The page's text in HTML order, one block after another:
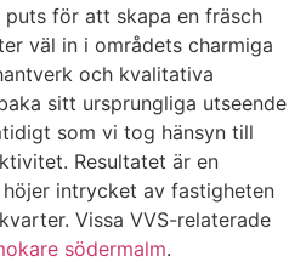
för att skapa en fräsch
väl in i områdets charmiga
och kvalitativa
sitt ursprungliga utseende
som vi tog hänsyn till
Resultatet är en
intrycket av fastigheten
Vissa VVS-relaterade
södermalm.